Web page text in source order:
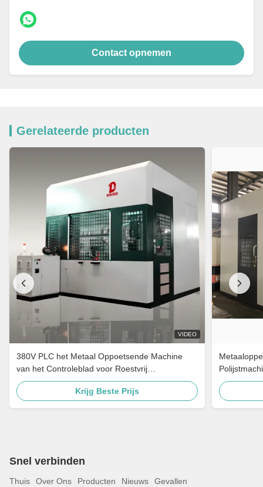
Contact opnemen
Gerelateerde producten
VIDEO
380V PLC het Metaal Oppoetsende Machine
van het Controleblad voor Roestvrij
staalgootsteen
Krijg Beste Prijs
voor
Snel verbinden
Thuis Over Ons Producten Nieuws
Gevallen